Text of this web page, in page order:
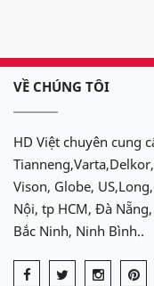
VỀ CHÚNG TÔI
HD Việt chuyên cung
Vison, Globe,
Nội, tp HCM, Đà
Bắc Ninh, Ninh Bình..